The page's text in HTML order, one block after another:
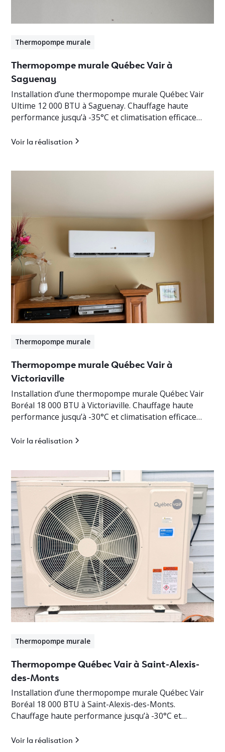
Thermopompe murale
Thermopompe murale Québec Vair à
Saguenay
Installation d’une thermopompe murale Québec Vair
Ultime 12 000 BTU à Saguenay. Chauffage haute
performance jusqu’à -35°C et climatisation efficace
Voir la réalisation
Thermopompe murale
Thermopompe murale Québec Vair à
Victoriaville
Installation d’une thermopompe murale Québec Vair
Boréal 18 000 BTU à Victoriaville. Chauffage haute
performance jusqu’à -30°C et climatisation efficace
Voir la réalisation
Thermopompe murale
Thermopompe Québec Vair à Saint-Alexis-
des-Monts
Installation d’une thermopompe murale Québec Vair
Boréal 18 000 BTU à Saint-Alexis-des-Monts.
Chauffage haute performance jusqu’à -30°C et
Voir la réalisation